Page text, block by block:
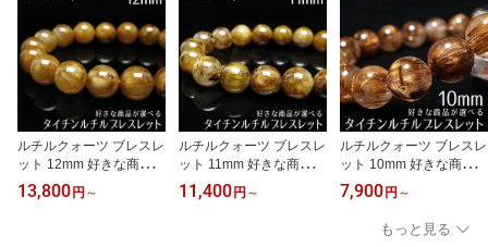
ルチルクォーツ ブレスレ
ット 12mm 好きな商品が
選べる ブラウンゴールド
タイチンルチル ブレス b
13,800円 ～
ルチルクォーツ ブレスレ
ット 11mm 好きな商品が
選べる ブラウンゴールド
タイチンルチル ブレス b
11,400円 ～
ルチルクォーツ ブレスレ
ット 10mm 好きな商品が
選べる ブラウンゴールド
タイチンルチル ブレス b
racelet ルチレイテッドク
ォーツ 一点物 送料無料
7,900円 ～
もっと見る